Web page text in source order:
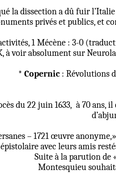
la dissection a dû fuir
privés et publics, et
1 Mécène : 3-0
à voir absolument sur
* Copernic : Révolutions
du 22 juin 1633, à 70 ans,
– 1721 œuvre
avec leurs amis
Suite à la parution de
Montesquieu